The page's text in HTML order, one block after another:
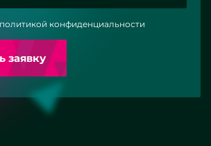
конфиденциальности
заявку